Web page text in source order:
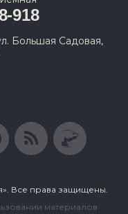
918
Большая Садовая,
Все права защищены.
материалов